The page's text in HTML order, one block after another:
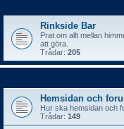
Rinkside Bar
Prat om allt mellan
att göra.
Trådar: 205
Hemsidan och
Hur ska hemsidan och
Trådar: 149